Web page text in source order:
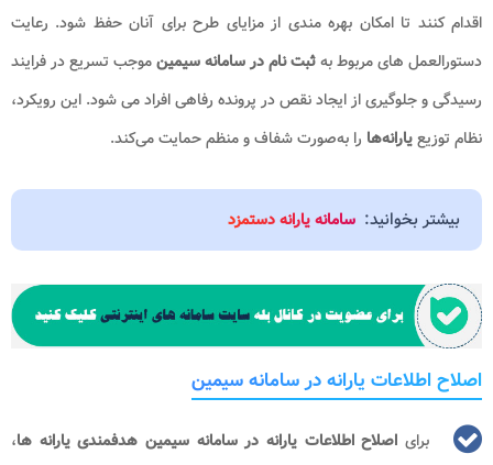
اقدام کنند تا امکان بهره‌ مندی از مزایای طرح برای آنان حفظ شود. رعایت
دستورالعمل‌ های مربوط بهثبت نام در سامانه سیمینموجب تسریع در فرایند
رسیدگی و جلوگیری از ایجاد نقص در پرونده رفاهی افراد می‌ شود. این رویکرد،
نظام توزیعیارانه‌ها را به‌صورت شفاف و منظم حمایت می‌کند.
بیشتر بخوانید: سامانه یارانه دستمزد
اصلاح اطلاعات یارانه در سامانه سیمین
برای اصلاح اطلاعات یارانه در سامانه سیمین هدفمندی یارانه ها،